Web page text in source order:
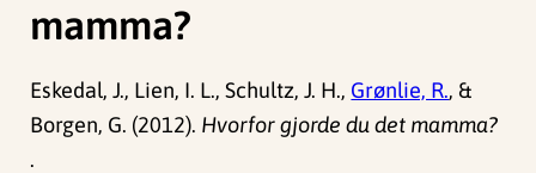
mamma?
Eskedal, J., Lien, I. L., Schultz, J. H., Grønlie, R., &
Borgen, G. (2012). Hvorfor gjorde du det mamma?
.